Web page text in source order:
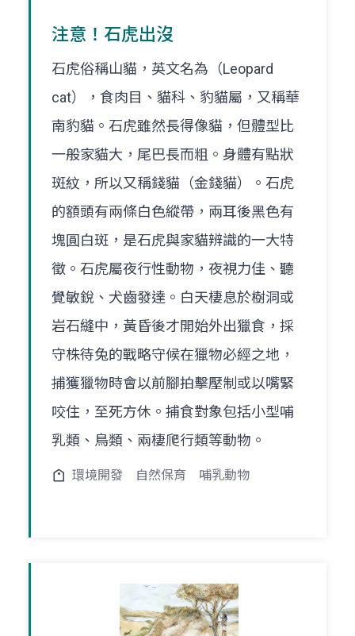
注意！石虎出沒
石虎俗稱山貓，英文名為（Leopard
cat），食肉目、貓科、豹貓屬，又稱華
南豹貓。石虎雖然長得像貓，但體型比
一般家貓大，尾巴長而粗。身體有點狀
斑紋，所以又稱錢貓（金錢貓）。石虎
的額頭有兩條白色縱帶，兩耳後黑色有
塊圓白斑，是石虎與家貓辨識的一大特
徵。石虎屬夜行性動物，夜視力佳、聽
覺敏銳、犬齒發達。白天棲息於樹洞或
岩石縫中，黃昏後才開始外出獵食，採
守株待兔的戰略守候在獵物必經之地，
捕獲獵物時會以前腳拍擊壓制或以嘴緊
咬住，至死方休。捕食對象包括小型哺
乳類、鳥類、兩棲爬行類等動物。
環境開發 自然保育 哺乳動物